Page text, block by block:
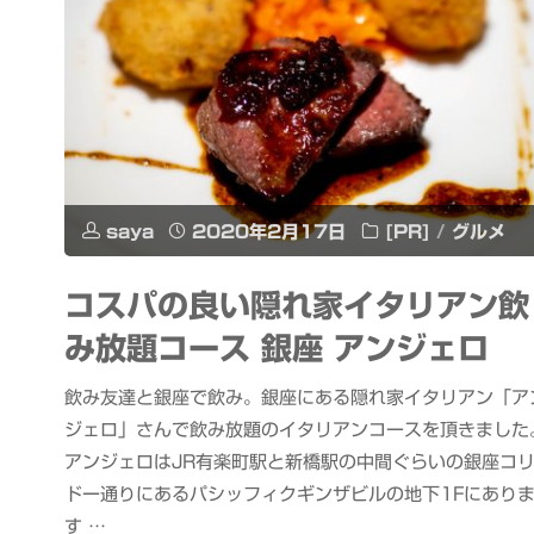
saya 2020年2月17日 [PR] / グルメ
コスパの良い隠れ家イタリアン飲
み放題コース 銀座 アンジェロ
飲み友達と銀座で飲み。銀座にある隠れ家イタリアン「ア
ジェロ」さんで飲み放題のイタリアンコースを頂きました
アンジェロはJR有楽町駅と新橋駅の中間ぐらいの銀座コリ
ドー通りにあるパシッフィクギンザビルの地下1Fにありま
す …